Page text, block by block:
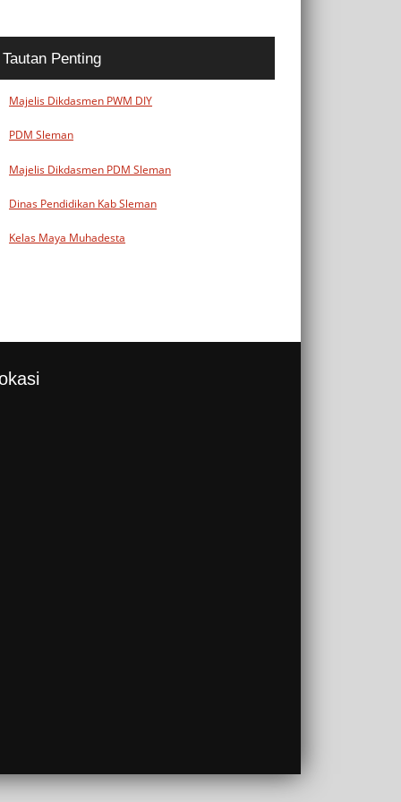
Tautan Penting
Majelis Dikdasmen PWM DIY
PDM Sleman
Majelis Dikdasmen PDM Sleman
Dinas Pendidikan Kab Sleman
Kelas Maya Muhadesta